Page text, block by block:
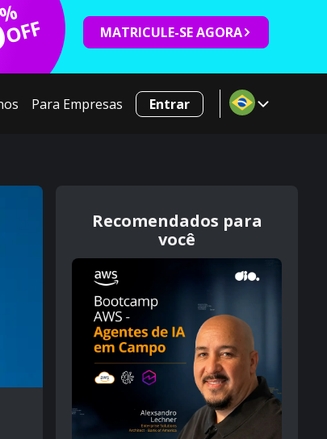
OFF MATRICULE-SE AGORA
Para Empresas Entrar
Recomendados para
você